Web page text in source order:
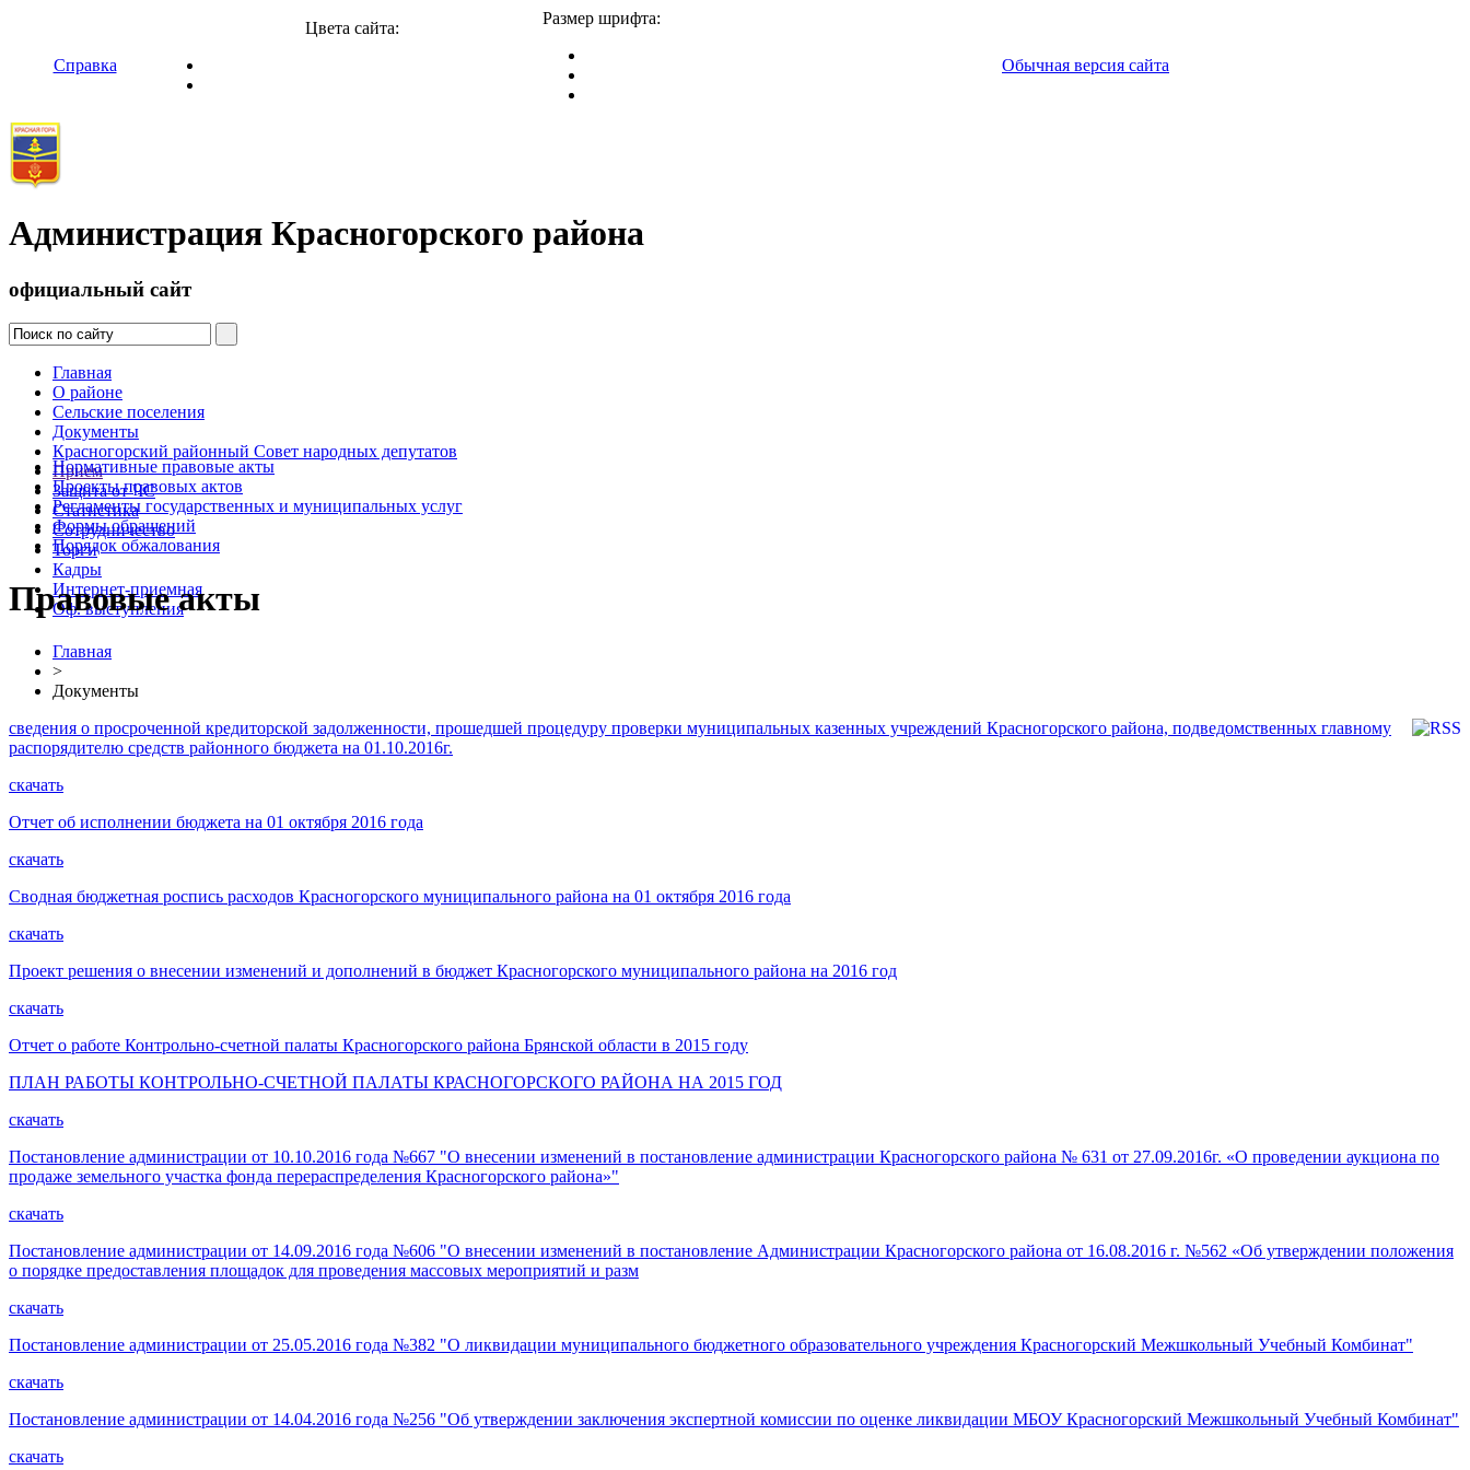
Справка
Цвета сайта:
Размер шрифта:
Обычная версия сайта
Администрация Красногорского района
официальный сайт
Главная
О районе
Сельские поселения
Документы
Красногорский районный Совет народных депутатов
Прием
Защита от ЧС
Статистика
Сотрудничество
Торги
Кадры
Интернет-приемная
Оф. выступления
Нормативные правовые акты
Проекты правовых актов
Регламенты государственных и муниципальных услуг
Формы обращений
Порядок обжалования
Правовые акты
Главная
>
Документы
сведения о просроченной кредиторской задолженности, прошедшей процедуру проверки муниципальных казенных учреждений Красногорского района, подведомственных главному
распорядителю средств районного бюджета на 01.10.2016г.
скачать
Отчет об исполнении бюджета на 01 октября 2016 года
скачать
Сводная бюджетная роспись расходов Красногорского муниципального района на 01 октября 2016 года
скачать
Проект решения о внесении изменений и дополнений в бюджет Красногорского муниципального района на 2016 год
скачать
Отчет о работе Контрольно-счетной палаты Красногорского района Брянской области в 2015 году
ПЛАН РАБОТЫ КОНТРОЛЬНО-СЧЕТНОЙ ПАЛАТЫ КРАСНОГОРСКОГО РАЙОНА НА 2015 ГОД
скачать
Постановление администрации от 10.10.2016 года №667 "О внесении изменений в постановление администрации Красногорского района № 631 от 27.09.2016г. «О проведении аукциона по
продаже земельного участка фонда перераспределения Красногорского района»"
скачать
Постановление администрации от 14.09.2016 года №606 "О внесении изменений в постановление Администрации Красногорского района от 16.08.2016 г. №562 «Об утверждении положения
о порядке предоставления площадок для проведения массовых мероприятий и разм
скачать
Постановление администрации от 25.05.2016 года №382 "О ликвидации муниципального бюджетного образовательного учреждения Красногорский Межшкольный Учебный Комбинат"
скачать
Постановление администрации от 14.04.2016 года №256 "Об утверждении заключения экспертной комиссии по оценке ликвидации МБОУ Красногорский Межшкольный Учебный Комбинат"
скачать